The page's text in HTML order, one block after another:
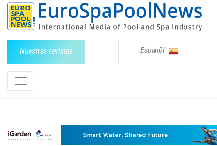
Nuestras revistas Espanõl